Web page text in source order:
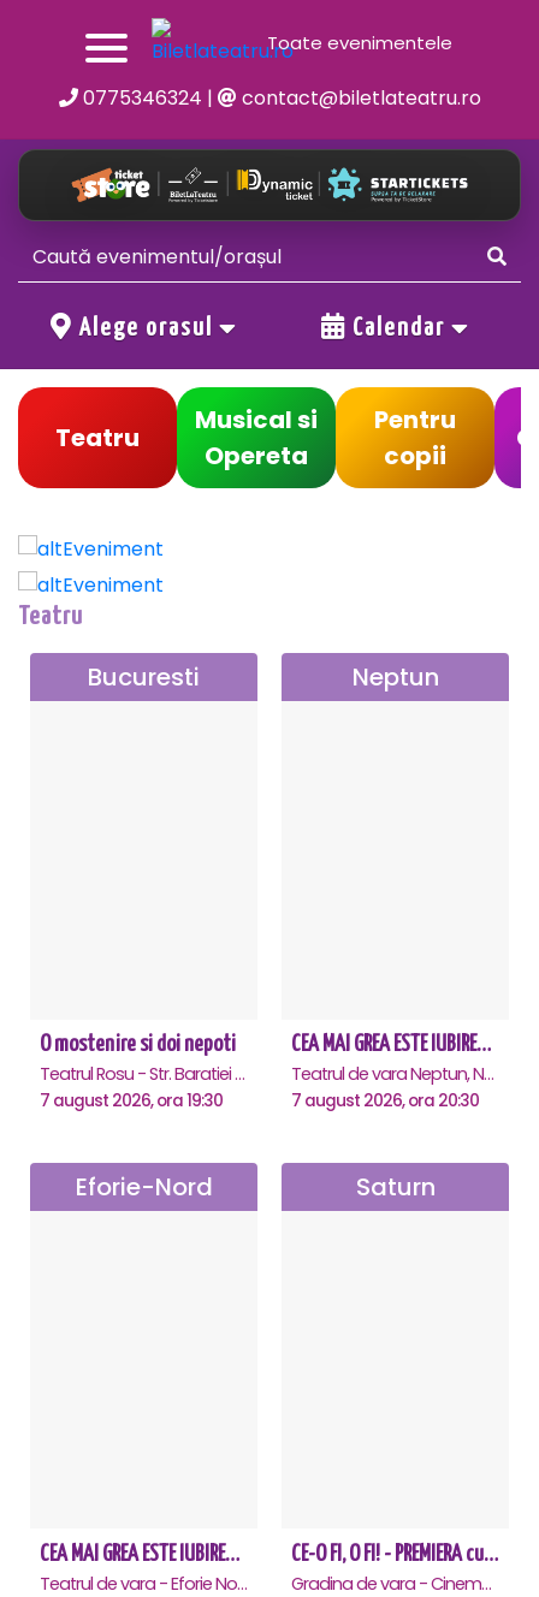
Toate evenimentele
0775346324 | contact@biletlateatru.ro
Alege orasul Calendar
Teatru
Musical si
Opereta
Pentru
copii
Teatru
Bucuresti
O mostenire si doi nepoti
Teatrul Rosu - Str. Baratiei 31, Bucuresti
7 august 2026, ora 19:30
Neptun
CEA MAI GREA ESTE IUBIREA - Neptun
Teatrul de vara Neptun, Neptun
7 august 2026, ora 20:30
Eforie-Nord
CEA MAI GREA ESTE IUBIREA - Eforie Nord
Teatrul de vara - Eforie Nord, Eforie-Nord
Saturn
CE-O FI, O FI! - PREMIERA cu Doru Octavian Dumitru - Saturn
Gradina de vara - Cinema Saturn, Saturn